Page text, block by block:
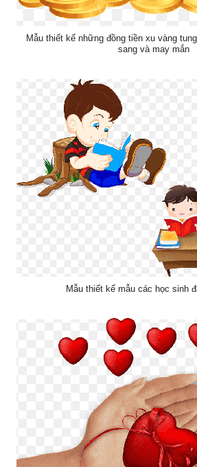
Mẫu thiết kế những đồng tiền xu vàng
sang và may mắn
Mẫu thiết kế mẫu các học sinh